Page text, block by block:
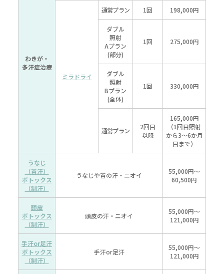
わきが・
多汗症治療
ミラドライ
通常プラン 1回 198,000円
ダブル
照射
Aプラン
(部分)
1回 275,000円
ダブル
照射
Bプラン
(全体)
1回 330,000円
通常プラン
2回目
以降
165,000円
（1回目照射
から3～6か月
目まで）
うなじ
（首汗）
ボトックス
（制汗）
うなじや首の汗・ニオイ
55,000円～
60,500円
頭皮
ボトックス
（制汗）
頭皮の汗・ニオイ
55,000円～
121,000円
手汗or足汗
ボトックス
（制汗）
手汗or足汗
55,000円～
121,000円